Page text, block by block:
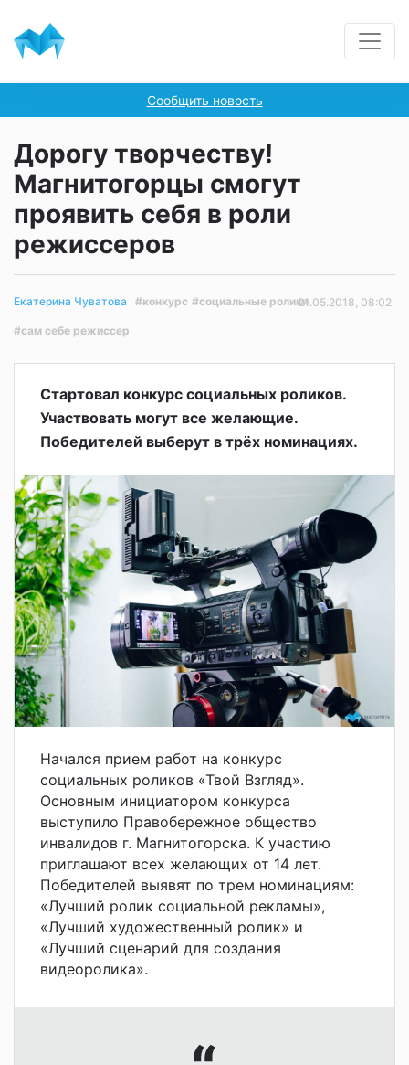
Сообщить новость
Дорогу творчеству!
Магнитогорцы смогут
проявить себя в роли
режиссеров
Екатерина Чуватова #конкурс #социальные ролики
#сам себе режиссер
21.05.2018, 08:02
Стартовал конкурс социальных роликов.
Участвовать могут все желающие.
Победителей выберут в трёх номинациях.
Начался прием работ на конкурс
социальных роликов «Твой Взгляд».
Основным инициатором конкурса
выступило Правобережное общество
инвалидов г. Магнитогорска. К участию
приглашают всех желающих от 14 лет.
Победителей выявят по трем номинациям:
«Лучший ролик социальной рекламы»,
«Лучший художественный ролик» и
«Лучший сценарий для создания
видеоролика».